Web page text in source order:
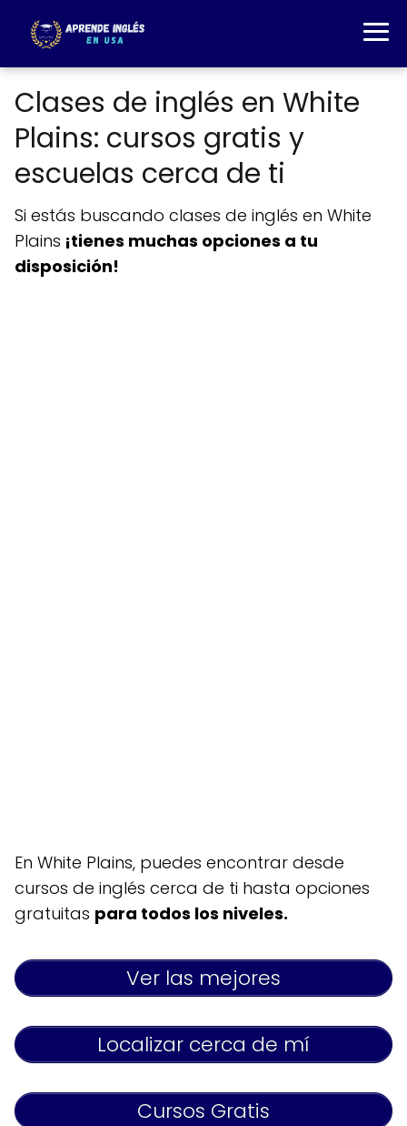
Clases de inglés en White
Plains: cursos gratis y
escuelas cerca de ti
Si estás buscando clases de inglés en White
Plains ¡tienes muchas opciones a tu
disposición!
En White Plains, puedes encontrar desde
cursos de inglés cerca de ti hasta opciones
gratuitas para todos los niveles.
Ver las mejores
Localizar cerca de mí
Cursos Gratis